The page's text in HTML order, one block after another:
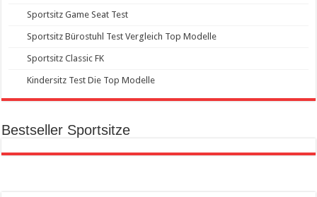
Sportsitz Game Seat Test
Sportsitz Bürostuhl Test Vergleich Top Modelle
Sportsitz Classic FK
Kindersitz Test Die Top Modelle
Bestseller Sportsitze